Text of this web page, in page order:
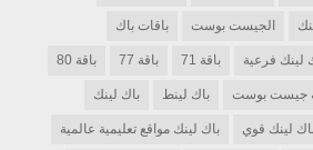
الجيست بوست باقات باك
لينك فرعية باقة 71 باقة 77 باقة 80
جيست بوست باك لينط باك لينك
لينك قوي باك لينك مواقع تعليمية عالمية